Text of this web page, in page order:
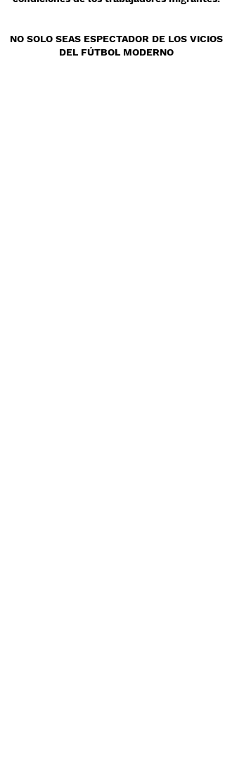
NO SOLO SEAS ESPECTADOR DE LOS VICIOS
DEL FÚTBOL MODERNO